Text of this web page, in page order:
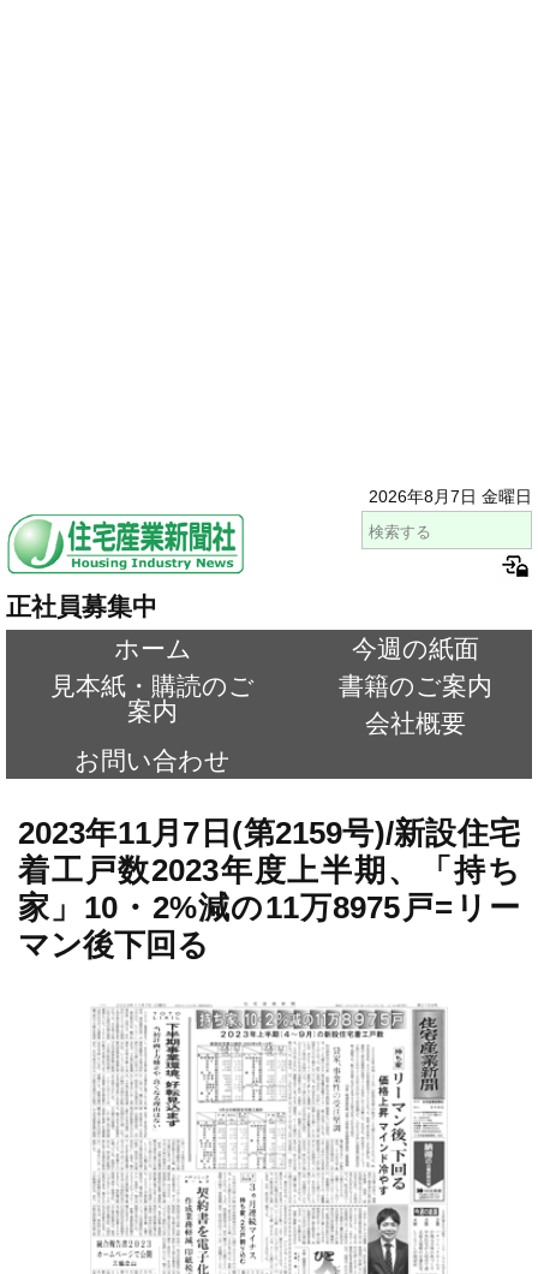
2026年8月7日 金曜日
正社員募集中
ホーム
今週の紙面
見本紙・購読のご
案内
書籍のご案内
会社概要
お問い合わせ
2023年11月7日(第2159号)/新設住宅
着工戸数2023年度上半期、「持ち
家」10・2%減の11万8975戸=リー
マン後下回る